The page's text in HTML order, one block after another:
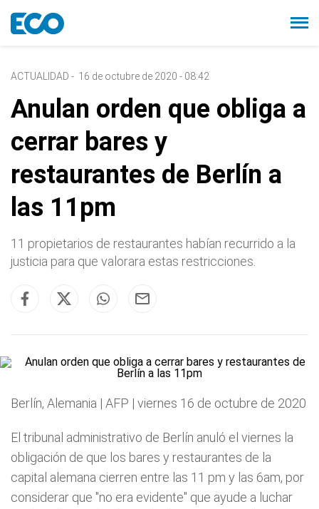
ACTUALIDAD - 16 de octubre de 2020 - 08:42
Anulan orden que obliga a
cerrar bares y
restaurantes de Berlín a
las 11pm
11 propietarios de restaurantes habían recurrido a la
justicia para que valorara estas restricciones.
Berlín, Alemania | AFP | viernes 16 de octubre de 2020
El tribunal administrativo de Berlín anuló el viernes la
obligación de que los bares y restaurantes de la
capital alemana cierren entre las 11 pm y las 6am, por
considerar que "no era evidente" que ayude a luchar